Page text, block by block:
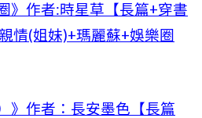
》作者:時星草【長篇+穿書
情(姐妹)+瑪麗蘇+娛樂圈
》作者：長安墨色【長篇